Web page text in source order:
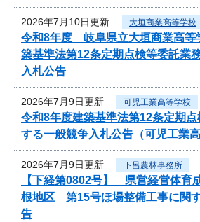
2026年7月10日更新 大垣商業高等学校
令和8年度 岐阜県立大垣商業高等
築基準法第12条定期点検等委託業
入札公告
2026年7月9日更新 可児工業高等学校
令和8年度建築基準法第12条定期
する一般競争入札公告（可児工業高
2026年7月9日更新 下呂農林事務所
【下経第0802号】 県営経営体育
根地区 第15号ほ場整備工事に関
告